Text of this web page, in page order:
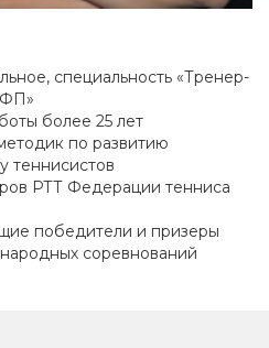
специальность «Тренер-
более 25 лет
по развитию
теннисистов
РТТ Федерации тенниса
победители и призеры
соревнований